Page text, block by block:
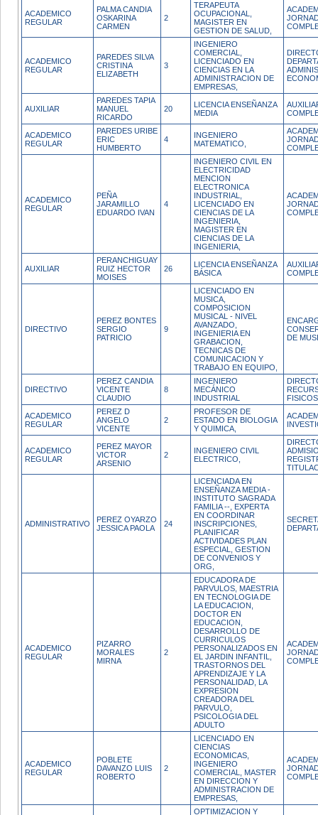
ACADEMICO
REGULAR
PALMA CANDIA
OSKARINA
CARMEN
2
TERAPEUTA
OCUPACIONAL,
MAGISTER EN
GESTION DE SALUD,
ACADEMICO
REGULAR
PAREDES SILVA
CRISTINA
ELIZABETH
3
INGENIERO
COMERCIAL,
LICENCIADO EN
CIENCIAS EN LA
ADMINISTRACION DE
EMPRESAS,
AUXILIAR
PAREDES TAPIA
MANUEL
RICARDO
20
LICENCIA ENSEÑANZA
MEDIA
ACADEMICO
REGULAR
PAREDES URIBE
ERIC
HUMBERTO
4
INGENIERO
MATEMATICO,
ACADEMICO
REGULAR
PEÑA
JARAMILLO
EDUARDO IVAN
4
INGENIERO CIVIL EN
ELECTRICIDAD
MENCION
ELECTRONICA
INDUSTRIAL,
LICENCIADO EN
CIENCIAS DE LA
INGENIERIA,
MAGISTER EN
CIENCIAS DE LA
INGENIERIA,
AUXILIAR
PERANCHIGUAY
RUIZ HECTOR
MOISES
26
LICENCIA ENSEÑANZA
BÁSICA
DIRECTIVO
PEREZ BONTES
SERGIO
PATRICIO
9
LICENCIADO EN
MUSICA,
COMPOSICION
MUSICAL - NIVEL
AVANZADO,
INGENIERIA EN
GRABACION,
TECNICAS DE
COMUNICACION Y
TRABAJO EN EQUIPO,
DE
DIRECTIVO
PEREZ CANDIA
VICENTE
CLAUDIO
8
INGENIERO
MECÁNICO
INDUSTRIAL
FISICOS
ACADEMICO
REGULAR
PEREZ D
ANGELO
VICENTE
2
PROFESOR DE
ESTADO EN BIOLOGIA
Y QUIMICA,
ACADEMICO
REGULAR
PEREZ MAYOR
VICTOR
ARSENIO
2
INGENIERO CIVIL
ELECTRICO,
ADMINISTRATIVO
PEREZ OYARZO
JESSICA PAOLA
24
LICENCIADA EN
ENSEÑANZA MEDIA -
INSTITUTO SAGRADA
FAMILIA --, EXPERTA
EN COORDINAR
INSCRIPCIONES,
PLANIFICAR
ACTIVIDADES PLAN
ESPECIAL, GESTION
DE CONVENIOS Y
ORG,
ACADEMICO
REGULAR
PIZARRO
MORALES
MIRNA
2
EDUCADORA DE
PARVULOS, MAESTRIA
EN TECNOLOGIA DE
LA EDUCACION,
DOCTOR EN
EDUCACION,
DESARROLLO DE
CURRICULOS
PERSONALIZADOS EN
EL JARDIN INFANTIL,
TRASTORNOS DEL
APRENDIZAJE Y LA
PERSONALIDAD, LA
EXPRESION
CREADORA DEL
PARVULO,
PSICOLOGIA DEL
ADULTO
ACADEMICO
REGULAR
POBLETE
DAVANZO LUIS
ROBERTO
2
LICENCIADO EN
CIENCIAS
ECONOMICAS,
INGENIERO
COMERCIAL, MASTER
EN DIRECCION Y
ADMINISTRACION DE
EMPRESAS,
OPTIMIZACION Y